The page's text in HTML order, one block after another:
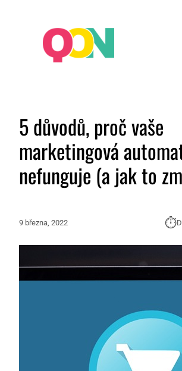
5 důvodů, proč vaše
marketingová
nefunguje (a jak to
9 března, 2022 ⏱︎